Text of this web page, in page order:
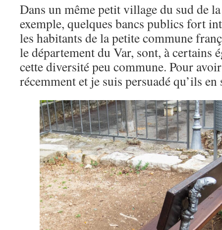
Dans un même petit village du sud de
exemple, quelques bancs publics fort
les habitants de la petite commune
le département du Var, sont, à certains
cette diversité peu commune. Pour
récemment et je suis persuadé qu’ils